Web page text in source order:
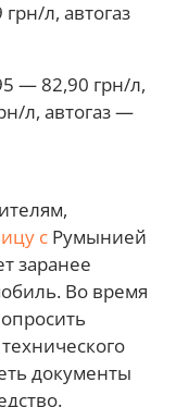
л, автогаз
— 82,90 грн/л,
л, автогаз —
с Румынией
заранее
Во время
документы